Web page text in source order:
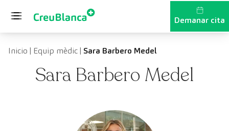
Demanar cita
Inicio | Equip mèdic| Sara Barbero Medel
Sara Barbero Medel